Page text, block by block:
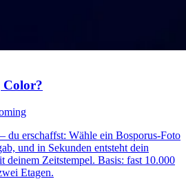
du erschaffst: Wähle ein Bosporus-Foto
und in Sekunden entsteht dein
deinem Zeitstempel. Basis: fast 10.000
Etagen.